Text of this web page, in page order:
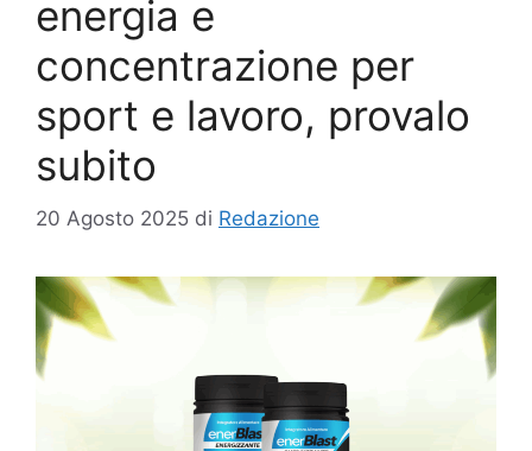
energia e
concentrazione per
sport e lavoro, provalo
subito
20 Agosto 2025 di Redazione